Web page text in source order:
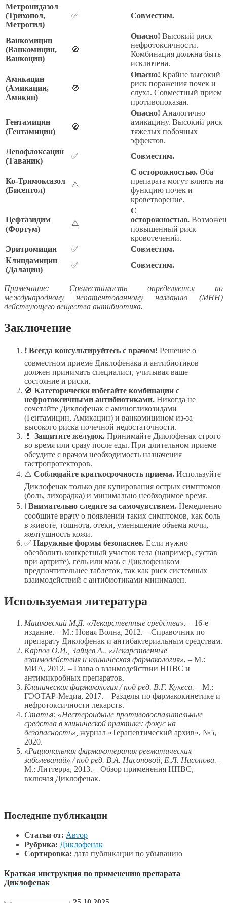
Метронидазол
(Трихопол,
Метрогил)
✅ Совместим.
Ванкомицин
(Ванкомицин,
Ванкоцин)
🚫
Опасно! Высокий риск
нефротоксичности.
Комбинация должна быть
исключена.
Амикацин
(Амикацин,
Амикин)
🚫
Опасно! Крайне высокий
риск поражения почек и
слуха. Совместный прием
противопоказан.
Гентамицин
(Гентамицин)
🚫
Опасно! Аналогично
амикацину. Высокий риск
тяжелых побочных
эффектов.
Левофлоксацин
(Таваник)
✅ Совместим.
Ко-Тримоксазол
(Бисептол)
⚠️
С осторожностью. Оба
препарата могут влиять на
функцию почек и
кроветворение.
Цефтазидим
(Фортум)
⚠️
С
осторожностью. Возможен
повышенный риск
кровотечений.
Эритромицин
✅
Совместим.
Клиндамицин
(Далацин)
✅ Совместим.
Примечание: Совместимость определяется по
международному непатентованному названию (МНН)
действующего вещества антибиотика.
Заключение
❗ Всегда консультируйтесь с врачом! Решение о
совместном приеме Диклофенака и антибиотиков
должен принимать специалист, учитывая ваше
состояние и риски.
🚫 Категорически избегайте комбинации с
нефротоксичными антибиотиками. Никогда не
сочетайте Диклофенак с аминогликозидами
(Гентамицин, Амикацин) и ванкомицином из-за
высокого риска почечной недостаточности.
💊 Защитите желудок. Принимайте Диклофенак строго
во время или сразу после еды. При длительном приеме
обсудите с врачом необходимость назначения
гастропротекторов.
⚠️ Соблюдайте краткосрочность приема. Используйте
Диклофенак только для купирования острых симптомов
(боль, лихорадка) и минимально необходимое время.
ℹ️ Внимательно следите за самочувствием. Немедленно
сообщите врачу о появлении таких симптомов, как боль
в животе, тошнота, отеки, уменьшение объема мочи,
желтушность кожи.
✅ Наружные формы безопаснее. Если нужно
обезболить конкретный участок тела (например, сустав
при артрите), гель или мазь с Диклофенаком
предпочтительнее таблеток, так как риск системных
взаимодействий с антибиотиками минимален.
Используемая литература
Машковский М.Д. «Лекарственные средства». – 16-е
издание. – М.: Новая Волна, 2012. – Справочник по
препарату Диклофенак и антибактериальным средствам.
Карпов О.И., Зайцев А.. «Лекарственные
взаимодействия и клиническая фармакология». – М.:
МИА, 2012. – Глава о взаимодействии НПВС и
антимикробных препаратов.
Клиническая фармакология / под ред. В.Г. Кукеса. – М.:
ГЭОТАР-Медиа, 2017. – Разделы по фармакокинетике и
нефротоксичности лекарств.
Статья: «Нестероидные противовоспалительные
средства в клинической практике: фокус на
безопасность», журнал «Терапевтический архив», №5,
2020.
«Рациональная фармакотерапия ревматических
заболеваний» / под ред. В.А. Насоновой, Е.Л. Насонова. –
М.: Литтерра, 2013. – Обзор применения НПВС,
включая Диклофенак.
Последние публикации
Статьи от: Автор
Рубрика: Диклофенак
Сортировка: дата публикации по убыванию
Краткая инструкция по применению препарата
Диклофенак